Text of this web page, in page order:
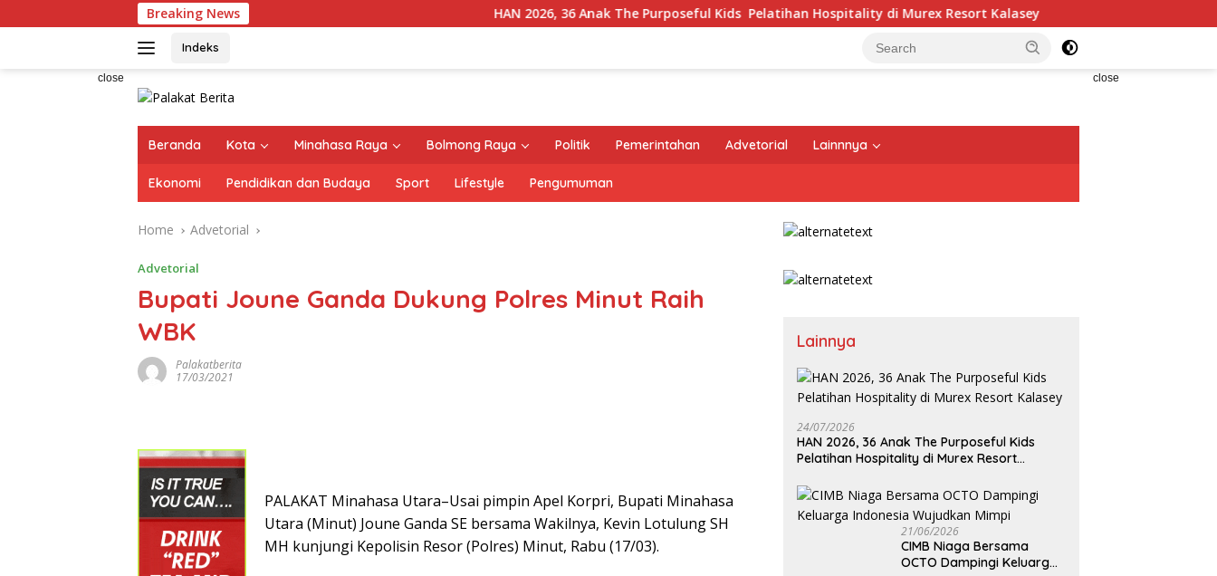
to
Breaking News HAN 2026, 36 Anak The Purposeful Kids Pelatihan Hospitality di Murex Resort Kalasey
Indeks
close close
Beranda Kota Minahasa Raya Bolmong Raya Politik Pemerintahan Advetorial Lainnnya
Ekonomi Pendidikan dan Budaya Sport Lifestyle Pengumuman
Home Advetorial
Advetorial
Bupati Joune Ganda Dukung Polres Minut Raih
WBK
Palakatberita
17/03/2021
PALAKAT Minahasa Utara–Usai pimpin Apel Korpri, Bupati Minahasa
Utara (Minut) Joune Ganda SE bersama Wakilnya, Kevin Lotulung SH
MH kunjungi Kepolisin Resor (Polres) Minut, Rabu (17/03).
Lainnya
24/07/2026
HAN 2026, 36 Anak The Purposeful Kids
Pelatihan Hospitality di Murex Resort
21/06/2026
CIMB Niaga Bersama
OCTO Dampingi Keluarga